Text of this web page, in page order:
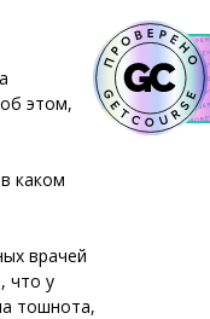
этом,
каком
врачей
что у
тошнота,